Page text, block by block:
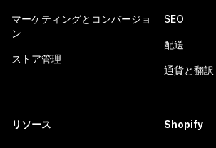
マーケティングとコンバージョ
ン
ストア管理
SEO
配送
通貨と翻訳
リソース Shopify